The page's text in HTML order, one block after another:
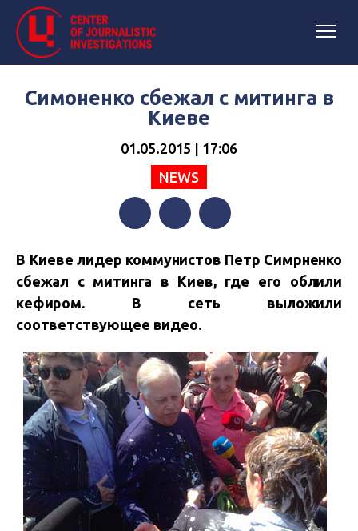
Симоненко сбежал с митинга в
Киеве
01.05.2015 | 17:06
NEWS
В Киеве лидер коммунистов Петр Симрненко
сбежал с митинга в Киев, где его облили
кефиром. В сеть выложили
соответствующее видео.